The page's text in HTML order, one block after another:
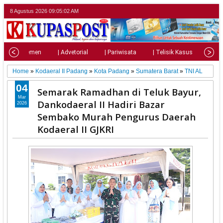
8 Agustus 2026 09:05:03 AM
| Parlemen | Advetorial | Pariwisata | Telisik Kasus |
Home » Kodaeral II Padang » Kota Padang »Sumatera Barat»TNI AL
Semarak Ramadhan di Teluk Bayur,
Dankodaeral II Hadiri Bazar
Sembako Murah Pengurus Daerah
Kodaeral II GJKRI
04
Mar
2026